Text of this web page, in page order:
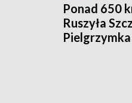
Ponad 650
Ruszyła